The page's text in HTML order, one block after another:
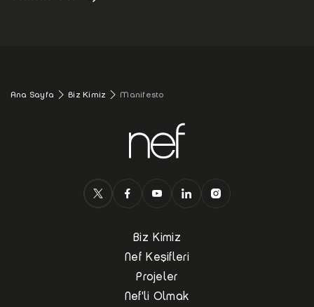
Ana Sayfa Biz Kimiz Manifesto
Biz Kimiz
Nef Keşifleri
Projeler
Nef'li Olmak